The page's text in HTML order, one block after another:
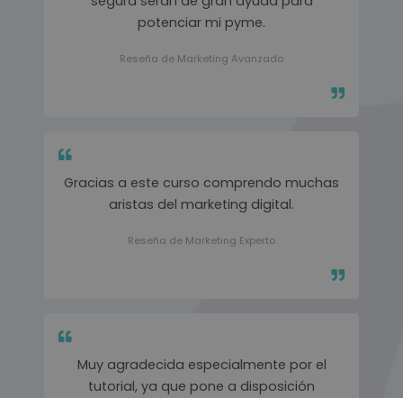
potenciar mi pyme.
Reseña de Marketing Avanzado
Gracias a este curso comprendo muchas
aristas del marketing digital.
Reseña de Marketing Experto
Muy agradecida especialmente por el
tutorial, ya que pone a disposición